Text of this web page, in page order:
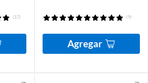
(17) (9)
Agregar